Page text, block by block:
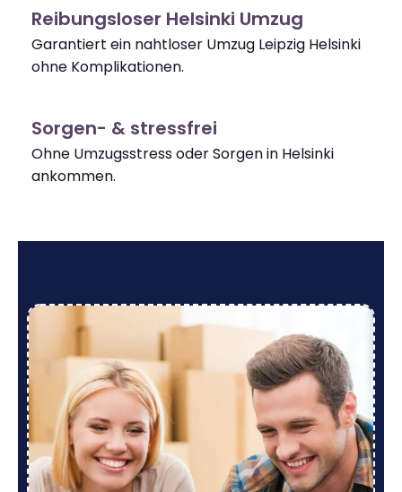
Reibungsloser Helsinki Umzug
Garantiert ein nahtloser Umzug Leipzig Helsinki
ohne Komplikationen.
Sorgen- & stressfrei
Ohne Umzugsstress oder Sorgen in Helsinki
ankommen.